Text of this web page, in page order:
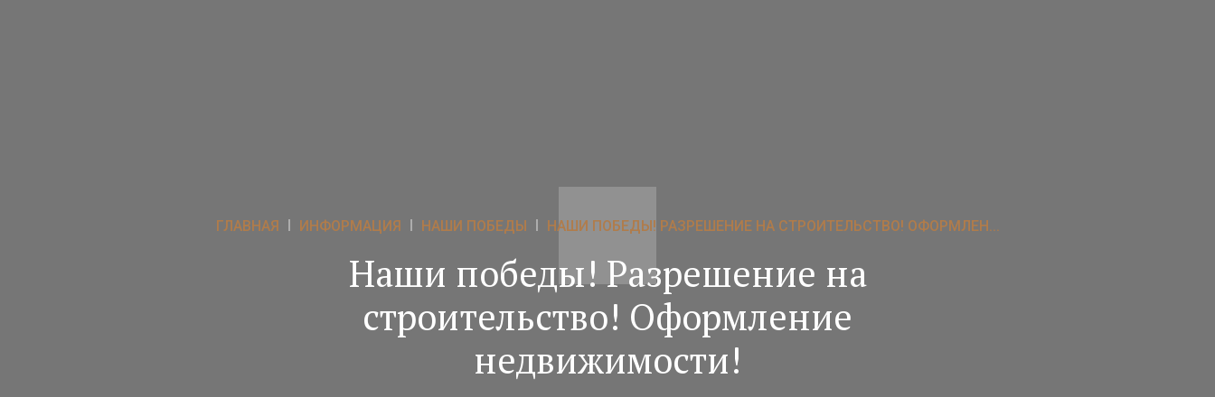
ГЛАВНАЯ ИНФОРМАЦИЯ НАШИ ПОБЕДЫ НАШИ ПОБЕДЫ! РАЗРЕШЕНИЕ НА СТРОИТЕЛЬСТВО! ОФОРМЛЕН...
Наши победы! Разрешение на
строительство! Оформление
недвижимости!